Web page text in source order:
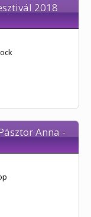
2018
Anna -